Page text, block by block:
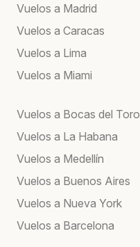
Vuelos a Madrid
Vuelos a Caracas
Vuelos a Lima
Vuelos a Miami
Vuelos a Bocas del Toro
Vuelos a La Habana
Vuelos a Medellín
Vuelos a Buenos Aires
Vuelos a Nueva York
Vuelos a Barcelona